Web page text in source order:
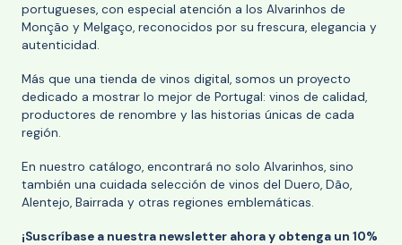
portugueses, con especial atención a los Alvarinhos de
Monção y Melgaço, reconocidos por su frescura, elegancia y
autenticidad.
Más que una tienda de vinos digital, somos un proyecto
dedicado a mostrar lo mejor de Portugal: vinos de calidad,
productores de renombre y las historias únicas de cada
región.
En nuestro catálogo, encontrará no solo Alvarinhos, sino
también una cuidada selección de vinos del Duero, Dão,
Alentejo, Bairrada y otras regiones emblemáticas.
¡Suscríbase a nuestra newsletter ahora y obtenga un 10%